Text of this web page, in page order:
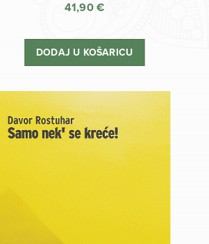
41,90€
DODAJ U KOŠARICU